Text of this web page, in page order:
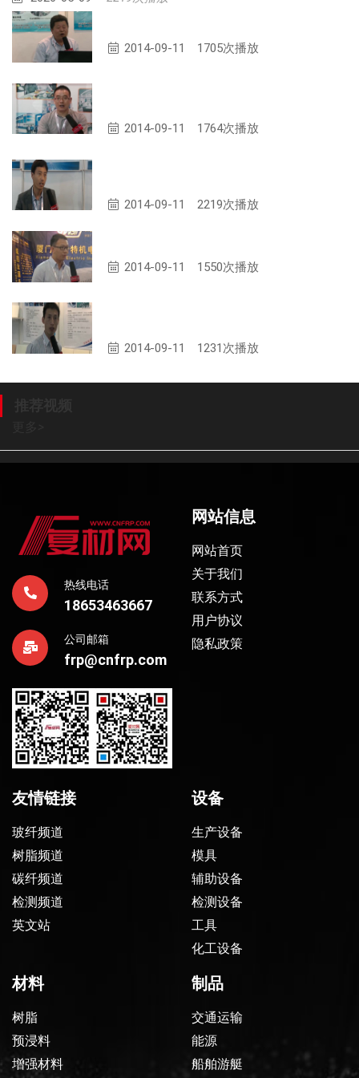
2014-09-11 1705次播放
2014-09-11 1764次播放
2014-09-11 2219次播放
2014-09-11 1550次播放
2014-09-11 1231次播放
热线电话
18653463667
公司邮箱
frp@cnfrp.com
网站信息
网站首页
关于我们
联系方式
用户协议
隐私政策
友情链接
玻纤频道
树脂频道
碳纤频道
检测频道
英文站
设备
生产设备
模具
辅助设备
检测设备
工具
化工设备
材料
树脂
预浸料
增强材料
制品
交通运输
能源
船舶游艇